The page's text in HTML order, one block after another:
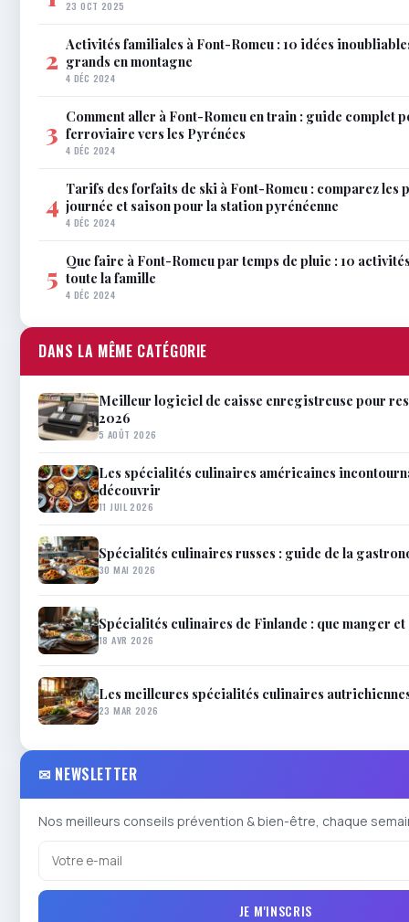
23 OCT 2025
2 Activités familiales à Font-Romeu : 10 idées
grands en montagne
4 DÉC 2024
3 Comment aller à Font-Romeu en train : guide complet
ferroviaire vers les Pyrénées
4 DÉC 2024
4 Tarifs des forfaits de ski à Font-Romeu : comparez les
journée et saison pour la station pyrénéenne
4 DÉC 2024
5 Que faire à Font-Romeu par temps de pluie : 10
toute la famille
4 DÉC 2024
DANS LA MÊME CATÉGORIE
Meilleur logiciel de caisse enregistreuse pour
2026
5 AOÛT 2026
Les spécialités culinaires américaines
découvrir
11 JUIL 2026
Spécialités culinaires russes : guide de la
30 MAI 2026
Spécialités culinaires de Finlande : que manger
18 AVR 2026
Les meilleures spécialités culinaires
23 MAR 2026
✉ NEWSLETTER
Nos meilleurs conseils prévention & bien-être, chaque
JE M'INSCRIS